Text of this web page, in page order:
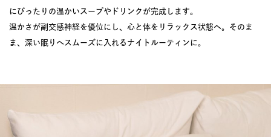
にぴったりの温かいスープやドリンクが完成します。
温かさが副交感神経を優位にし、心と体をリラックス状態へ。そのま
ま、深い眠りへスムーズに入れるナイトルーティンに。